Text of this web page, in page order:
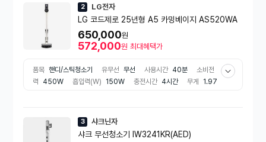
2 LG전자
LG 코드제로 25년형 A5 카밍베이지 AS520WA
650,000원
572,000원 최대혜택가
품목 핸디/스틱청소기 유무선 무선 사용시간 40분
소비전
력
450W 흡입력(W) 150W 충전시간 4시간 무게
1.97
리튬이온 집진방식
지차단
출시년도 2025년
3 샤크닌자
샤크 무선청소기 IW3241KR(AED)